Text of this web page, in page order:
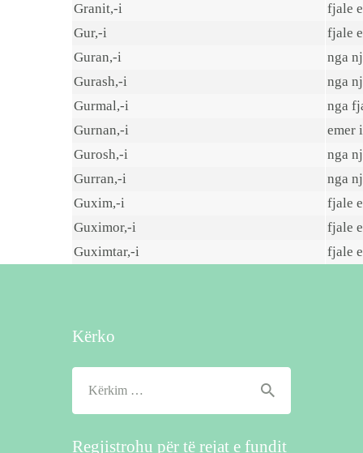
Granit,-i
fjale
Gur,-i
fjale
Guran,-i
nga
Gurash,-i
nga
Gurmal,-i
nga
Gurnan,-i
emer
Gurosh,-i
nga
Gurran,-i
nga
Guxim,-i
fjale
Guximor,-i
fjale
Guximtar,-i
fjale
Kërko
për:
Regjistrohu për të rejat e fundit